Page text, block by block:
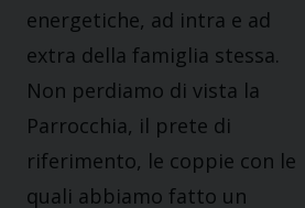
energetiche, ad intra e ad
extra della famiglia stessa.
Non perdiamo di vista la
Parrocchia, il prete di
riferimento, le coppie con le
quali abbiamo fatto un